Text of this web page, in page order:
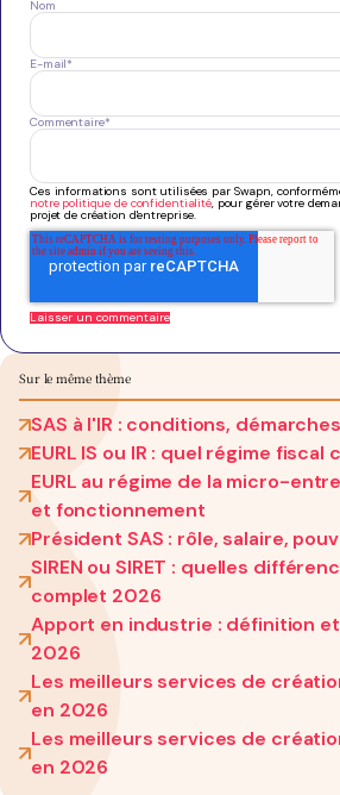
Nom
E-mail*
Commentaire*
Ces informations sont utilisées par Swapn,
notre politique de confidentialité, pour gérer votre
projet de création d'entreprise.
Sur le même thème
SAS à l'IR : conditions,
EURL IS ou IR : quel régime
EURL au régime de la micro-
et fonctionnement
Président SAS : rôle, salaire,
SIREN ou SIRET : quelles
complet 2026
Apport en industrie : définition
2026
Les meilleurs services de
en 2026
Les meilleurs services de
en 2026